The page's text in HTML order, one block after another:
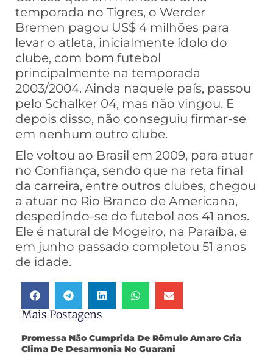
temporada no Tigres, o Werder
Bremen pagou US$ 4 milhões para
levar o atleta, inicialmente ídolo do
clube, com bom futebol
principalmente na temporada
2003/2004. Ainda naquele país, passou
pelo Schalker 04, mas não vingou. E
depois disso, não conseguiu firmar-se
em nenhum outro clube.
Ele voltou ao Brasil em 2009, para atuar
no Confiança, sendo que na reta final
da carreira, entre outros clubes, chegou
a atuar no Rio Branco de Americana,
despedindo-se do futebol aos 41 anos.
Ele é natural de Mogeiro, na Paraíba, e
em junho passado completou 51 anos
de idade.
Mais Postagens
Promessa Não Cumprida De Rômulo Amaro Cria
Clima De Desarmonia No Guarani